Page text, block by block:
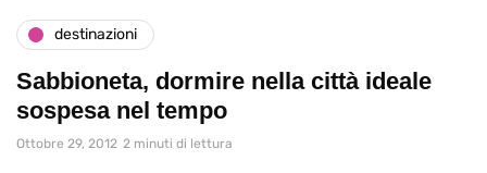
destinazioni
Sabbioneta, dormire nella città ideale
sospesa nel tempo
Ottobre 29, 2012 2 minuti di lettura